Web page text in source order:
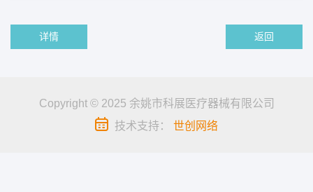
详情 返回
Copyright © 2025 余姚市科展医疗器械有限公司
技术支持： 世创网络